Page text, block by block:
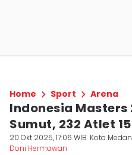
Home Sport Arena
Indonesia Masters
Sumut, 232 Atlet
20 Okt 2025, 17:06 WIB Kota Medan
Doni Hermawan